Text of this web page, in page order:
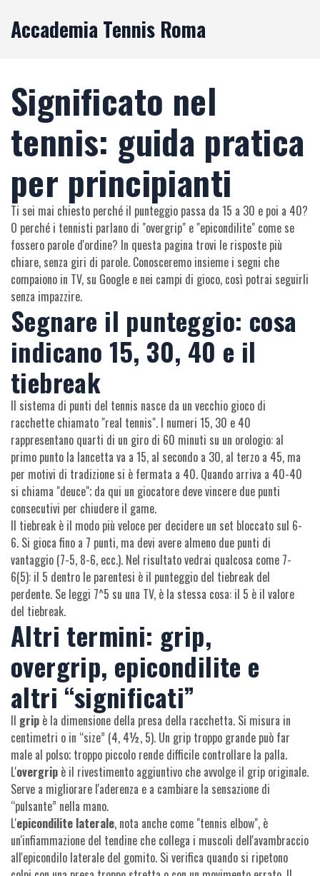
Accademia Tennis Roma
Significato nel
tennis: guida pratica
per principianti
Ti sei mai chiesto perché il punteggio passa da 15 a 30 e poi a 40?
O perché i tennisti parlano di "overgrip" e "epicondilite" come se
fossero parole d'ordine? In questa pagina trovi le risposte più
chiare, senza giri di parole. Conosceremo insieme i segni che
compaiono in TV, su Google e nei campi di gioco, così potrai seguirli
senza impazzire.
Segnare il punteggio: cosa
indicano 15, 30, 40 e il
tiebreak
Il sistema di punti del tennis nasce da un vecchio gioco di
racchette chiamato "real tennis". I numeri 15, 30 e 40
rappresentano quarti di un giro di 60 minuti su un orologio: al
primo punto la lancetta va a 15, al secondo a 30, al terzo a 45, ma
per motivi di tradizione si è fermata a 40. Quando arriva a 40-40
si chiama "deuce"; da qui un giocatore deve vincere due punti
consecutivi per chiudere il game.
Il tiebreak è il modo più veloce per decidere un set bloccato sul 6-
6. Si gioca fino a 7 punti, ma devi avere almeno due punti di
vantaggio (7-5, 8-6, ecc.). Nel risultato vedrai qualcosa come 7-
6(5): il 5 dentro le parentesi è il punteggio del tiebreak del
perdente. Se leggi 7^5 su una TV, è la stessa cosa: il 5 è il valore
del tiebreak.
Altri termini: grip,
overgrip, epicondilite e
altri “significati”
Il grip è la dimensione della presa della racchetta. Si misura in
centimetri o in “size” (4, 4½, 5). Un grip troppo grande può far
male al polso; troppo piccolo rende difficile controllare la palla.
L'overgrip è il rivestimento aggiuntivo che avvolge il grip originale.
Serve a migliorare l'aderenza e a cambiare la sensazione di
“pulsante” nella mano.
L'epicondilite laterale, nota anche come "tennis elbow", è
un'infiammazione del tendine che collega i muscoli dell'avambraccio
all'epicondilo laterale del gomito. Si verifica quando si ripetono